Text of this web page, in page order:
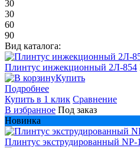
30
30
60
90
Вид каталога:
Плинтус инжекционный 2Л-854
Купить
Подробнее
Купить в 1 клик Сравнение
В избранное Под заказ
Новинка
Плинтус экструдированный NP-